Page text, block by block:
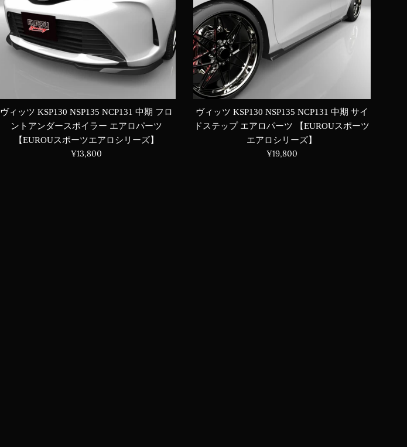
ヴィッツ KSP130 NSP135 NCP131 中期 フロ
ントアンダースポイラー エアロパーツ
【EUROUスポーツエアロシリーズ】
通
¥13,800
ヴィッツ KSP130 NSP135 NCP131 中期 サイ
ドステップ エアロパーツ 【EUROUスポーツ
エアロシリーズ】
通
¥19,800